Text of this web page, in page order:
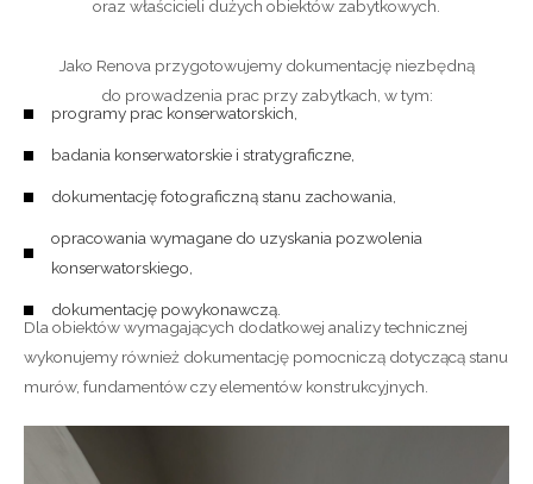
oraz właścicieli dużych obiektów zabytkowych.
Jako Renova przygotowujemy dokumentację niezbędną
do prowadzenia prac przy zabytkach, w tym:
programy prac konserwatorskich,
badania konserwatorskie i stratygraficzne,
dokumentację fotograficzną stanu zachowania,
opracowania wymagane do uzyskania pozwolenia
konserwatorskiego,
dokumentację powykonawczą.
Dla obiektów wymagających dodatkowej analizy technicznej
wykonujemy również dokumentację pomocniczą dotyczącą stanu
murów, fundamentów czy elementów konstrukcyjnych.